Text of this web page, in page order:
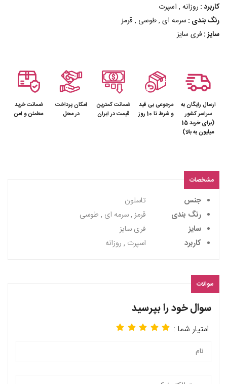
کاربرد : روزانه , اسپرت
رنگ بندی : سرمه ای , طوسی , قرمز
سایز : فری سایز
ارسال رایگان به
سراسر کشور
(برای خرید 15
میلیون به بالا)
مرجوعی بی قید
و شرط تا 10 روز
ضمانت کمترین
قیمت در ایران
امکان پرداخت
در محل
ضمانت خرید
مطمئن و امن
مشخصات
جنس
تاسلون
رنگ بندی
قرمز , سرمه ای , طوسی
سایز
فری سایز
کاربرد
اسپرت , روزانه
سوالات
سوال خود را بپرسید
امتیار شما :